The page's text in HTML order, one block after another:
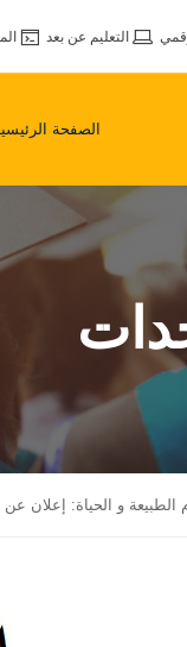
التعليم عن بعد
الصفحة
الطبيعة و الحياة: إعلان عن